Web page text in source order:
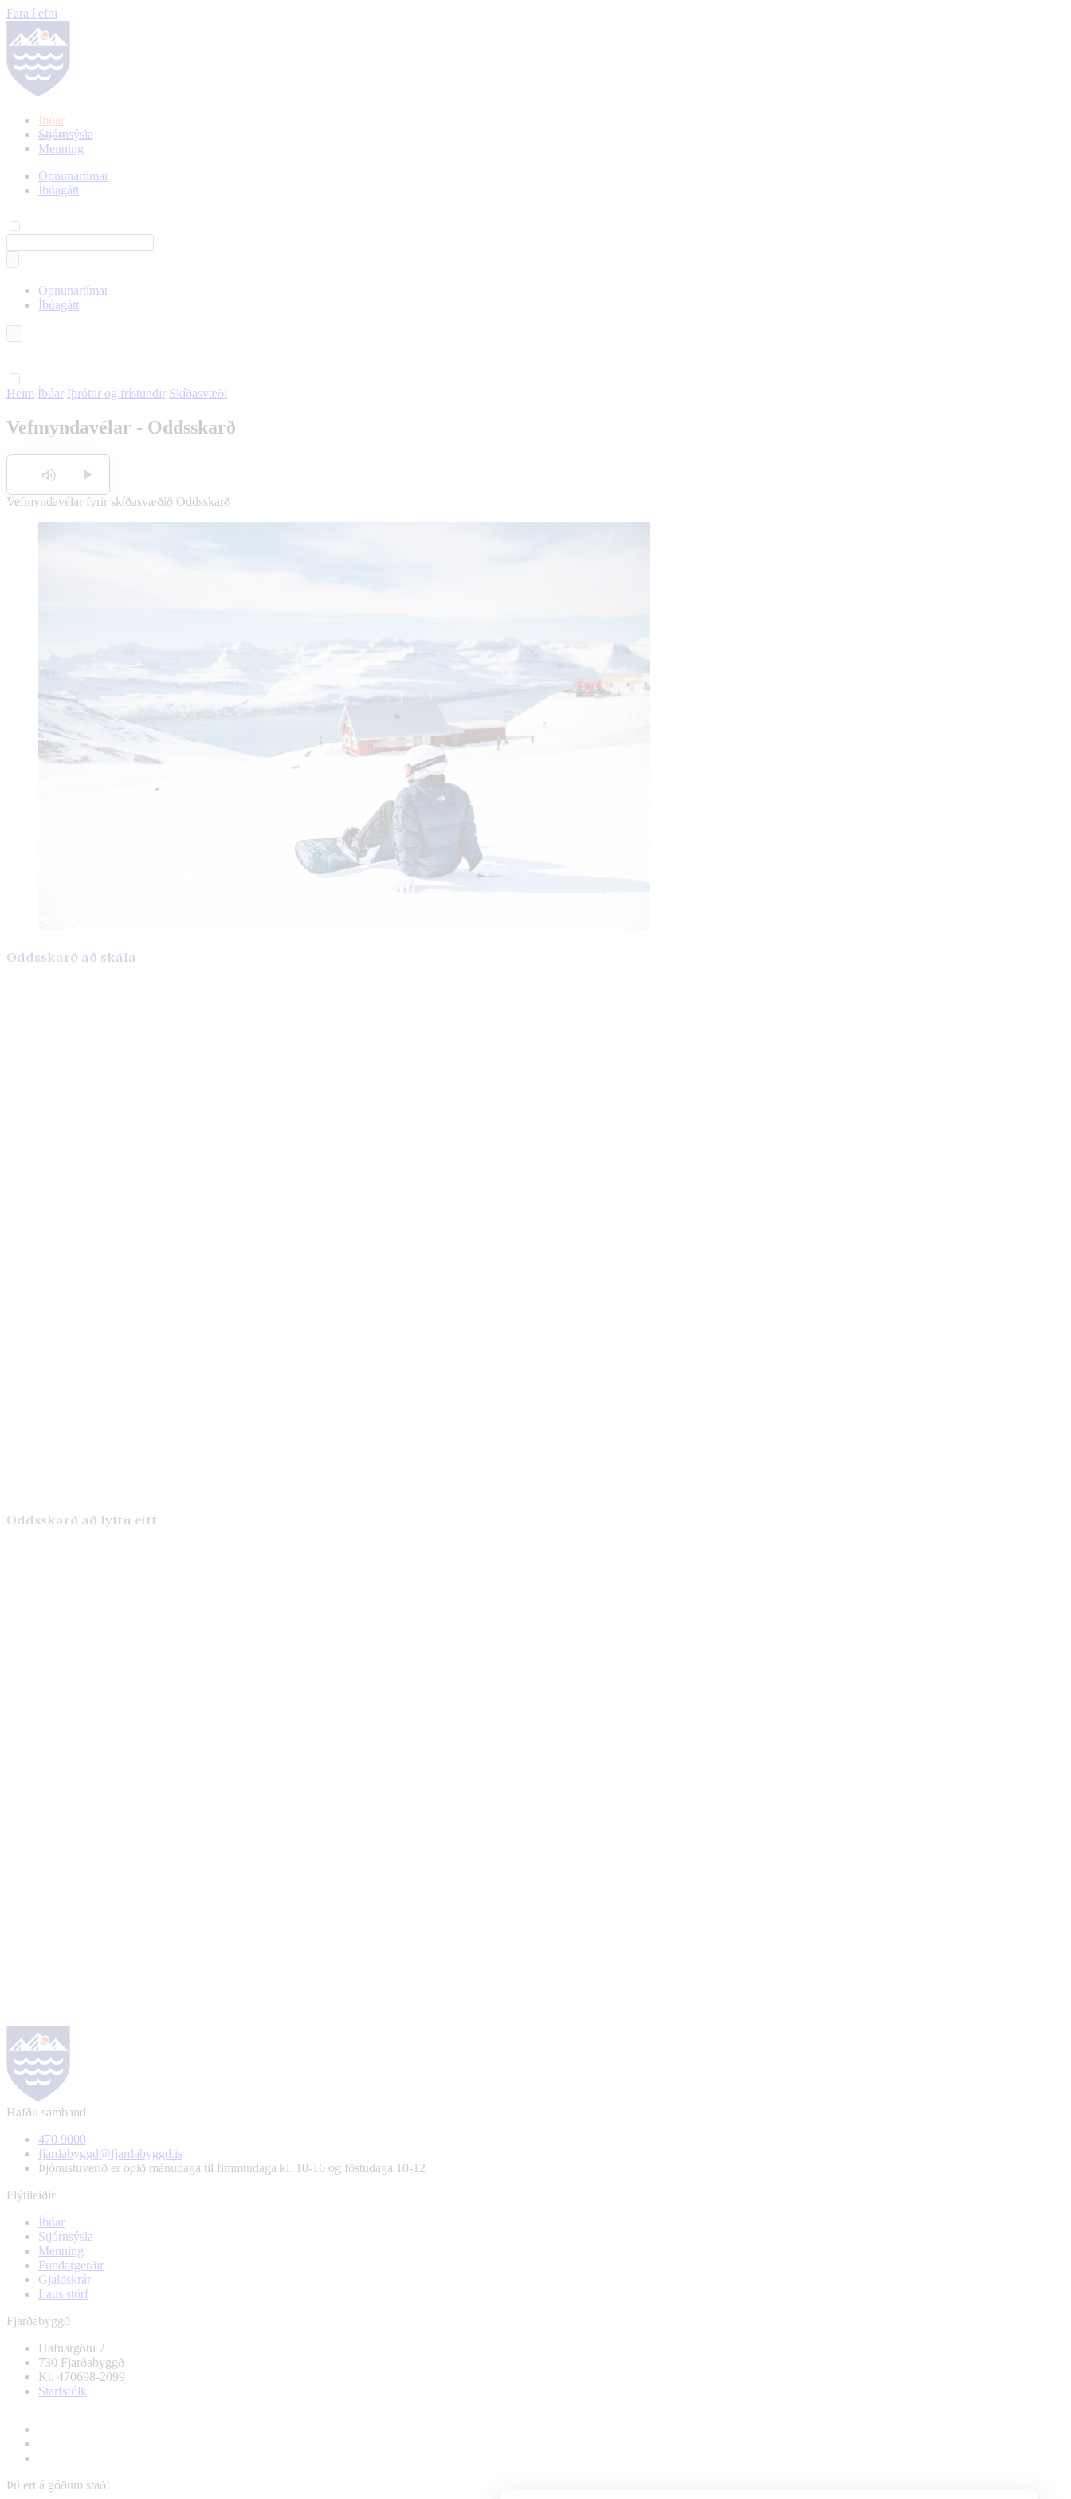
Fara í efni
Íbúar
Stjórnsýsla
Menning
Opnunartímar
Íbúagátt
Opnunartímar
Íbúagátt
Heim Íbúar Íþróttir og frístundir Skíðasvæði
Vefmyndavélar - Oddsskarð
Hlusta
Vefmyndavélar fyrir skíðasvæðið Oddsskarð
Oddsskarð að skála
Oddsskarð að lyftu eitt
Hafðu samband
470 9000
fjardabyggd@fjardabyggd.is
Þjónustuverið er opið mánudaga til fimmtudaga kl. 10-16 og föstudaga 10-12
Flýtileiðir
Íbúar
Stjórnsýsla
Menning
Fundargerðir
Gjaldskrár
Laus störf
Fjarðabyggð
Hafnargötu 2
730 Fjarðabyggð
Kt. 470698-2099
Starfsfólk
Þú ert á góðum stað!